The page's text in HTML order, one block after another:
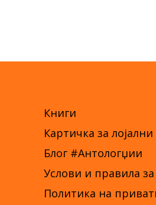
Книги
Картичка за
Блог #Антологџии
Услови и правила
Политика на